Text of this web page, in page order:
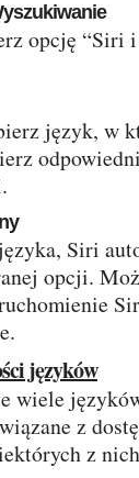
opcji.
języków
z
z